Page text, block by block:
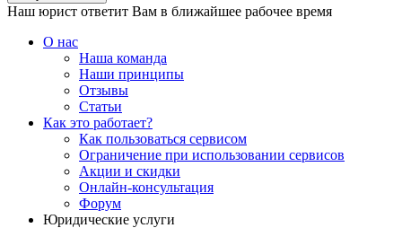
Наш юрист ответит Вам в ближайшее рабочее время
О нас
Наша команда
Наши принципы
Отзывы
Статьи
Как это работает?
Как пользоваться сервисом
Ограничение при использовании сервисов
Акции и скидки
Онлайн-консультация
Форум
Юридические услуги